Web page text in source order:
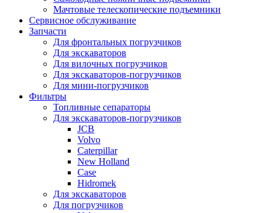
Мачтовые телескопические подъемники
Сервисное обслуживание
Запчасти
Для фронтальных погрузчиков
Для экскаваторов
Для вилочных погрузчиков
Для экскаваторов-погрузчиков
Для мини-погрузчиков
Фильтры
Топливные сепараторы
Для экскаваторов-погрузчиков
JCB
Volvo
Caterpillar
New Holland
Case
Hidromek
Для экскаваторов
Для погрузчиков